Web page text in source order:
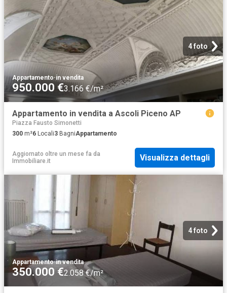
4 foto
Appartamento·in vendita
950.000 €3.166 €/m²
Appartamento in vendita a Ascoli Piceno AP
Piazza Fausto Simonetti
300 m²6 Locali3 BagniAppartamento
Aggiornato oltre un mese fa da
Immobiliare.it
Visualizza dettagli
4 foto
Appartamento·in vendita
350.000 €2.058 €/m²